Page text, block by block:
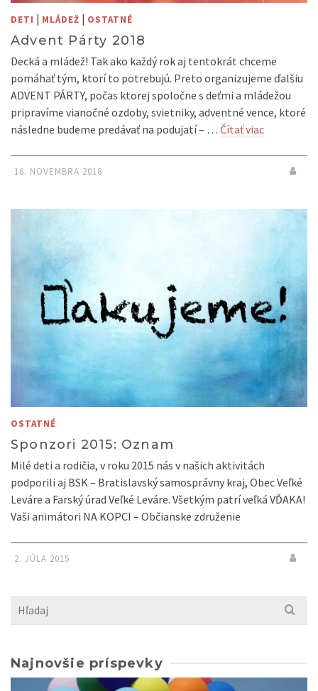
DETI | MLÁDEŽ | OSTATNÉ
Advent Párty 2018
Decká a mládež! Tak ako každý rok aj tentokrát chceme
pomáhať tým, ktorí to potrebujú. Preto organizujeme ďalšiu
ADVENT PÁRTY, počas ktorej spoločne s deťmi a mládežou
pripravíme vianočné ozdoby, svietniky, adventné vence, ktoré
následne budeme predávať na podujatí – … Čítať viac
16. NOVEMBRA 2018
OSTATNÉ
Sponzori 2015: Oznam
Milé deti a rodičia, v roku 2015 nás v našich aktivitách
podporili aj BSK – Bratislavský samosprávny kraj, Obec Veľké
Leváre a Farský úrad Veľké Leváre. Všetkým patrí veľká VĎAKA!
Vaši animátori NA KOPCI – Občianske združenie
2. JÚLA 2015
Search
Najnovšie príspevky